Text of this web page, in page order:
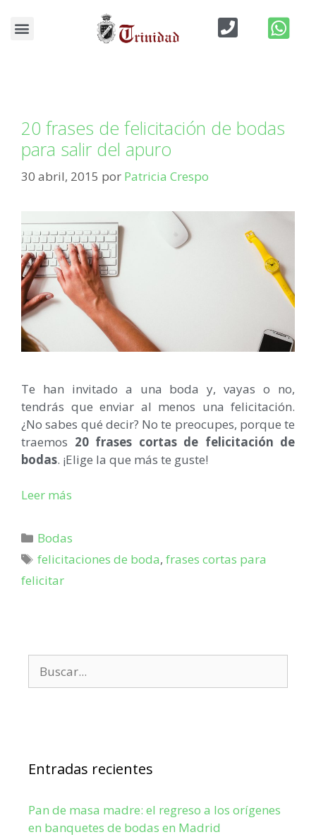
felicitaciones de boda
20 frases de felicitación de bodas
para salir del apuro
30 abril, 2015 por Patricia Crespo
Te han invitado a una boda y, vayas o no,
tendrás que enviar al menos una felicitación.
¿No sabes qué decir? No te preocupes, porque te
traemos 20 frases cortas de felicitación de
bodas. ¡Elige la que más te guste!
Leer más
Bodas
felicitaciones de boda,frases cortas para
felicitar
Entradas recientes
Pan de masa madre: el regreso a los orígenes
en banquetes de bodas en Madrid